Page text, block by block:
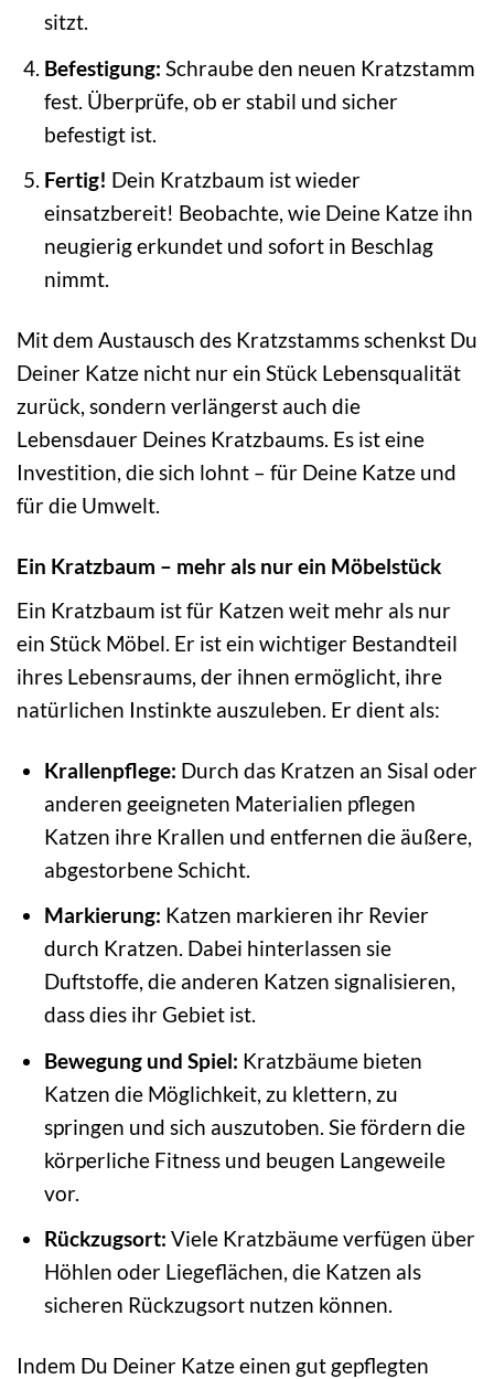
sitzt.
Befestigung: Schraube den neuen Kratzstamm
fest. Überprüfe, ob er stabil und sicher
befestigt ist.
Fertig! Dein Kratzbaum ist wieder
einsatzbereit! Beobachte, wie Deine Katze ihn
neugierig erkundet und sofort in Beschlag
nimmt.
Mit dem Austausch des Kratzstamms schenkst Du
Deiner Katze nicht nur ein Stück Lebensqualität
zurück, sondern verlängerst auch die
Lebensdauer Deines Kratzbaums. Es ist eine
Investition, die sich lohnt – für Deine Katze und
für die Umwelt.
Ein Kratzbaum – mehr als nur ein Möbelstück
Ein Kratzbaum ist für Katzen weit mehr als nur
ein Stück Möbel. Er ist ein wichtiger Bestandteil
ihres Lebensraums, der ihnen ermöglicht, ihre
natürlichen Instinkte auszuleben. Er dient als:
Krallenpflege: Durch das Kratzen an Sisal oder
anderen geeigneten Materialien pflegen
Katzen ihre Krallen und entfernen die äußere,
abgestorbene Schicht.
Markierung: Katzen markieren ihr Revier
durch Kratzen. Dabei hinterlassen sie
Duftstoffe, die anderen Katzen signalisieren,
dass dies ihr Gebiet ist.
Bewegung und Spiel: Kratzbäume bieten
Katzen die Möglichkeit, zu klettern, zu
springen und sich auszutoben. Sie fördern die
körperliche Fitness und beugen Langeweile
vor.
Rückzugsort: Viele Kratzbäume verfügen über
Höhlen oder Liegeflächen, die Katzen als
sicheren Rückzugsort nutzen können.
Indem Du Deiner Katze einen gut gepflegten